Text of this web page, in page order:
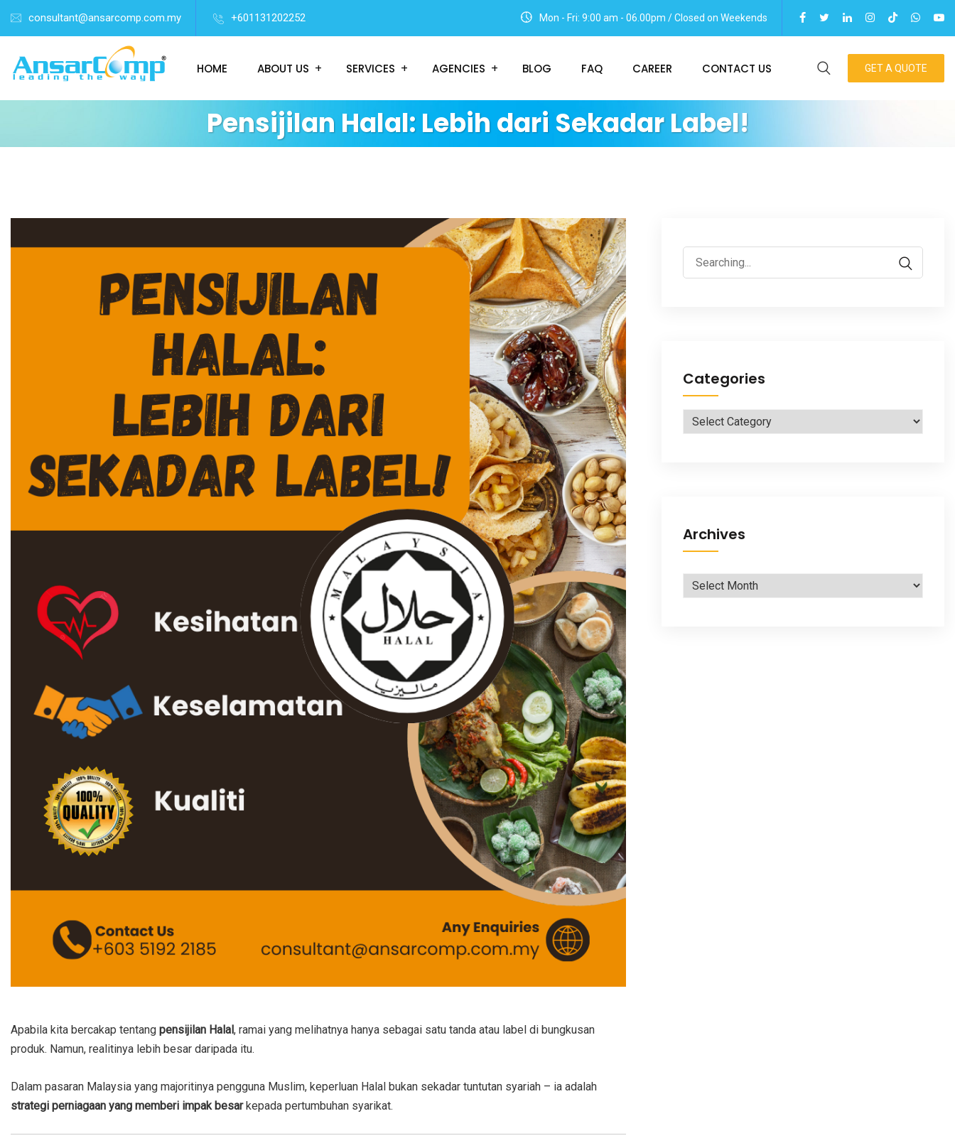
consultant@ansarcomp.com.my +601131202252 Mon - Fri: 9:00 am - 06.00pm / Closed on Weekends
HOME ABOUT US SERVICES AGENCIES BLOG FAQ CAREER CONTACT US GET A QUOTE
Pensijilan Halal: Lebih dari Sekadar Label!
Apabila kita bercakap tentang pensijilan Halal , ramai yang melihatnya hanya sebagai satu tanda atau label di bungkusan
produk. Namun, realitinya lebih besar daripada itu.
Dalam pasaran Malaysia yang majoritinya pengguna Muslim, keperluan Halal bukan sekadar tuntutan syariah – ia adalah
strategi perniagaan yang memberi impak besarkepada pertumbuhan syarikat.
Search
for:
Categories
Categories
Archives
Archives